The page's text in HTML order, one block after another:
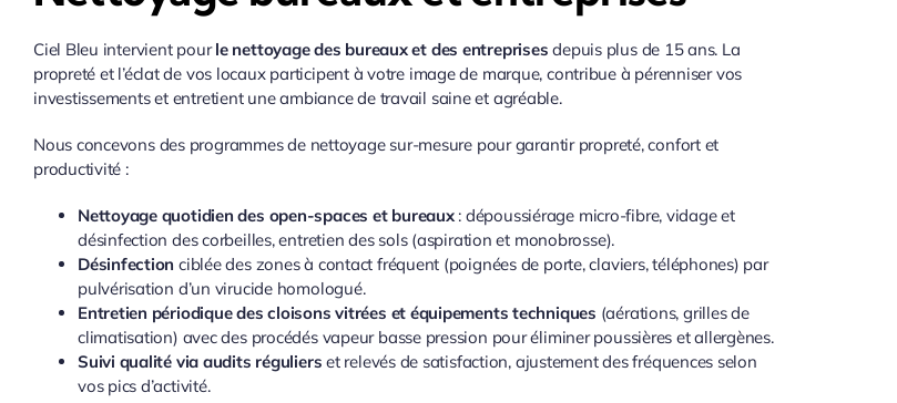
Ciel Bleu intervient pourle nettoyage des bureaux et des entreprises depuis plus de 15 ans. La
propreté et l’éclat de vos locaux participent à votre image de marque, contribue à pérenniser vos
investissements et entretient une ambiance de travail saine et agréable.
Nous concevons des programmes de nettoyage sur-mesure pour garantir propreté, confort et
productivité :
Nettoyage quotidien des open-spaces et bureaux: dépoussiérage micro-fibre, vidage et
désinfection des corbeilles, entretien des sols (aspiration et monobrosse).
Désinfection ciblée des zones à contact fréquent (poignées de porte, claviers, téléphones) par
pulvérisation d’un virucide homologué.
Entretien périodique des cloisons vitrées et équipements techniques (aérations, grilles de
climatisation) avec des procédés vapeur basse pression pour éliminer poussières et allergènes.
Suivi qualité via audits réguliers et relevés de satisfaction, ajustement des fréquences selon
vos pics d’activité.